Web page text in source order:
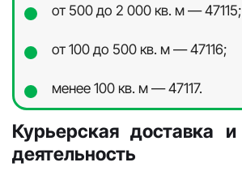
от 500 до 2 000 кв. м — 47115;
от 100 до 500 кв. м — 47116;
менее 100 кв. м — 47117.
Курьерская доставка и
деятельность